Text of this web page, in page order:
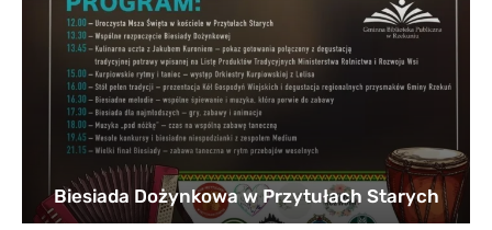
Biesiada Dożynkowa w Przytułach Starych